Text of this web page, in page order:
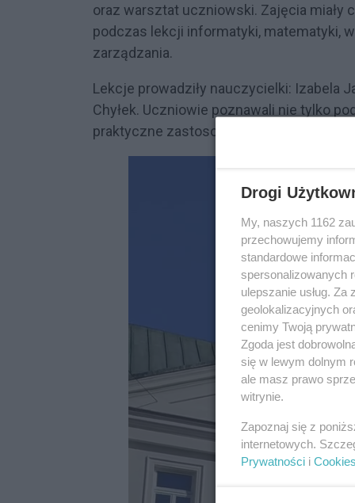
oraz warsztat uczniowski. Zajęcia miały
podczas lekcji informatyki, matematyki,
zarządzania.
Lekcje prowadziły nauczycielki: Izabela
Chyłek. Uczniowie poznawali nie tylko
praktyczne zastosowanie w codziennym
Drogi
My, naszych 1162
przechowujemy
standardowe
spersonalizowanych
ulepszanie usług.
geolokalizacyjnych
cenimy Twoją
Zgoda jest
się w lewym dolnym
ale masz prawo
witrynie.
Zapoznaj się z
internetowych.
Prywatności i Cookies